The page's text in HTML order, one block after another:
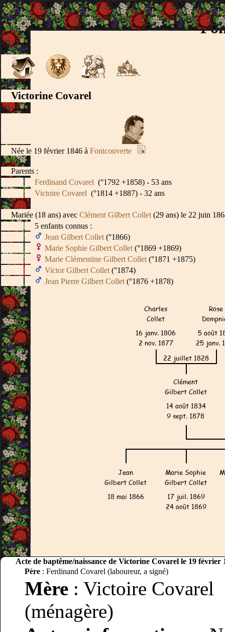
Victorine Covarel
Née le 19 février 1846 à Fontcouverte
Parents :
Ferdinand Covarel (°1792 +1858) - 53 ans
Victoire Covarel (°1814 +1887) - 32 ans
Mariée (18 ans) avec Clément Gilbert Collet (29 ans) le 22 juin
5 enfants connus :
Jean Gilbert Collet (°1866)
Marie Sophie Gilbert Collet (°1869 +1869)
Marie Clémentine Gilbert Collet (°1871 +1875)
Victor Gilbert Collet (°1874)
Jean Pierre Gilbert Collet (°1876 +1878)
Acte de baptême/naissance de Victorine Covarel le 19 février
Père : Ferdinand Covarel (laboureur, a signé)
Mère : Victoire Covarel
(ménagère)